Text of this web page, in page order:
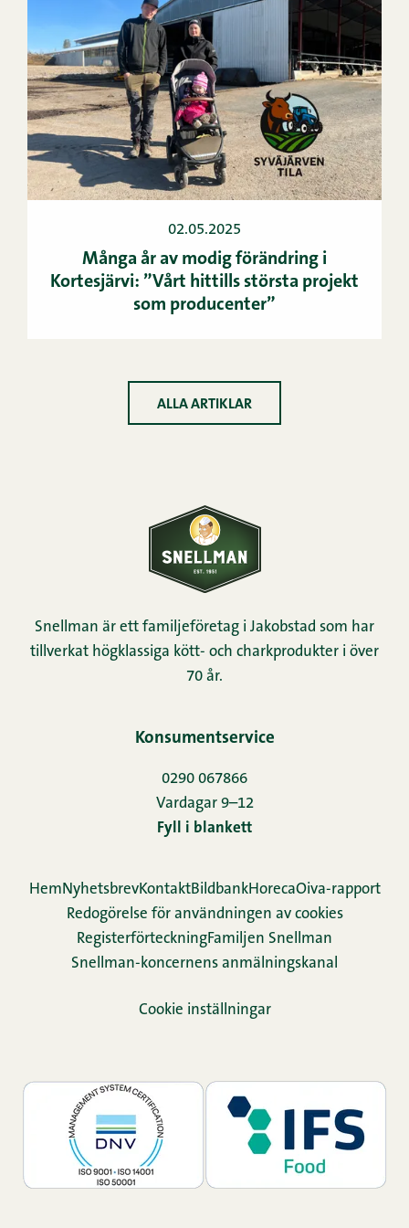
02.05.2025
Många år av modig förändring i
Kortesjärvi: ”Vårt hittills största projekt
som producenter”
ALLA ARTIKLAR
Snellman är ett familjeföretag i Jakobstad som har
tillverkat högklassiga kött- och charkprodukter i över
70 år.
Konsumentservice
0290 067866
Vardagar 9–12
Fyll i blankett
HemNyhetsbrevKontaktBildbankHorecaOiva-rapport
Redogörelse för användningen av cookies
Re­gis­ter­för­teck­ningFamiljen Snellman
Snellman-koncernens anmälningskanal
Cookie inställningar